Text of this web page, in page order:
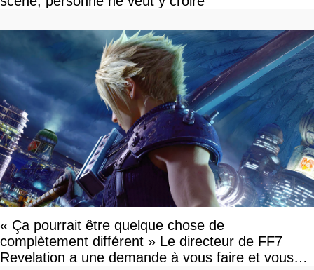
« Ça pourrait être quelque chose de
complètement différent » Le directeur de FF7
Revelation a une demande à vous faire et vous